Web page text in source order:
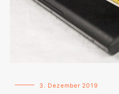
3. Dezember 2019